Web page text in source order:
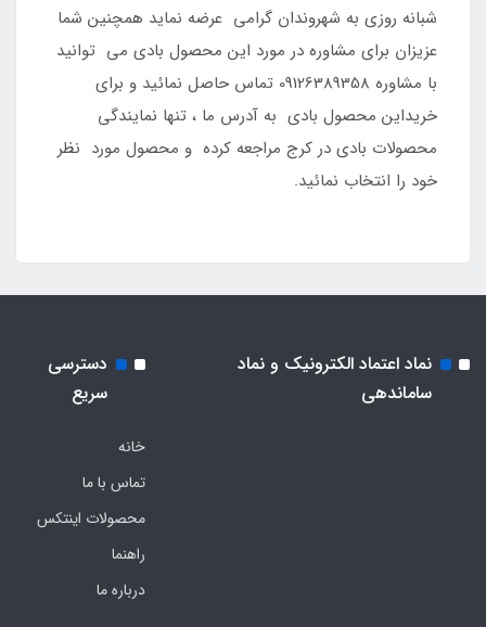
شبانه روزی به شهروندان گرامی عرضه نماید همچنین شما
عزیزان برای مشاوره در مورد این محصول بادی می توانید
با مشاوره 09126389358 تماس حاصل نمائید و برای
خریداین محصول بادی به آدرس ما ، تنها نمایندگی
محصولات بادی در کرج مراجعه کرده و محصول مورد نظر
خود را انتخاب نمائید.
نماد اعتماد الکترونیک و نماد
ساماندهی
دسترسی
سریع
خانه
تماس با ما
محصولات اینتکس
راهنما
درباره ما